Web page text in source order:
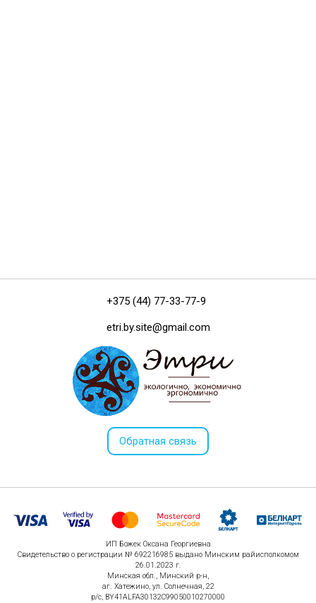
+375 (44) 77-33-77-9
etri.by.site@gmail.com
Обратная связь
ИП Божек Оксана Георгиевна
Свидетельство о регистрации № 692216985 выдано Минским райисполкомом
26.01.2023 г.
Минская обл., Минский р-н,
аг. Хатежино, ул. Солнечная, 22
р/с, BY41ALFA30132C99050010270000